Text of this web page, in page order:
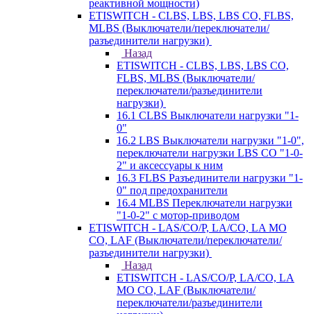
реактивной мощности)
ETISWITCH - CLBS, LBS, LBS CO, FLBS,
MLBS (Выключатели/переключатели/
разъединители нагрузки)
Назад
ETISWITCH - CLBS, LBS, LBS CO,
FLBS, MLBS (Выключатели/
переключатели/разъединители
нагрузки)
16.1 CLBS Выключатели нагрузки "1-
0"
16.2 LBS Выключатели нагрузки "1-0",
переключатели нагрузки LBS CO "1-0-
2" и аксессуары к ним
16.3 FLBS Разъединители нагрузки "1-
0" под предохранители
16.4 MLBS Переключатели нагрузки
"1-0-2" с мотор-приводом
ETISWITCH - LAS/CO/P, LA/CO, LA MO
CO, LAF (Выключатели/переключатели/
разъединители нагрузки)
Назад
ETISWITCH - LAS/CO/P, LA/CO, LA
MO CO, LAF (Выключатели/
переключатели/разъединители